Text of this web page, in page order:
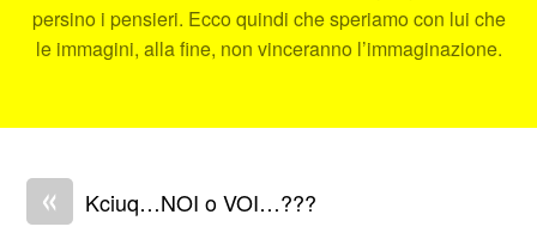
persino i pensieri. Ecco quindi che speriamo con lui che
le immagini, alla fine, non vinceranno l’immaginazione.
« Kciuq…NOI o VOI…???